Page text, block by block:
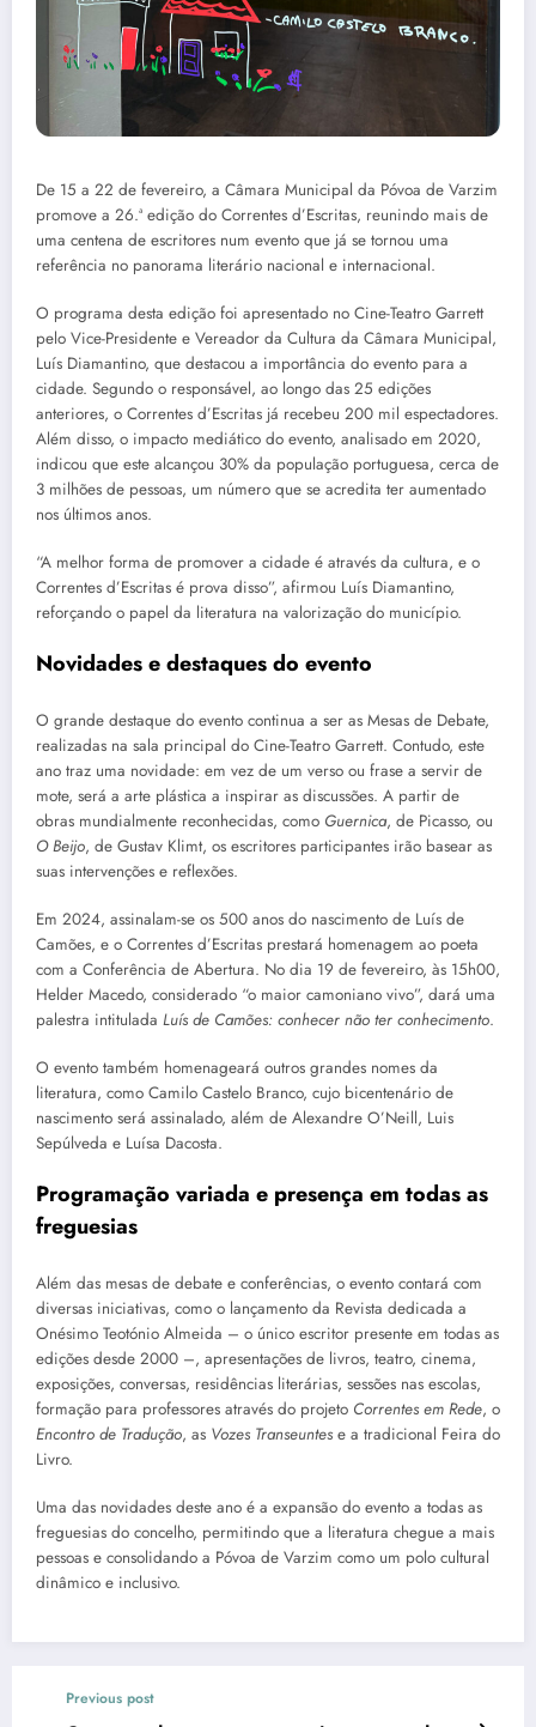
De 15 a 22 de fevereiro, a Câmara Municipal da Póvoa de Varzim
promove a 26.ª edição do Correntes d’Escritas, reunindo mais de
uma centena de escritores num evento que já se tornou uma
referência no panorama literário nacional e internacional.
O programa desta edição foi apresentado no Cine-Teatro Garrett
pelo Vice-Presidente e Vereador da Cultura da Câmara Municipal,
Luís Diamantino, que destacou a importância do evento para a
cidade. Segundo o responsável, ao longo das 25 edições
anteriores, o Correntes d’Escritas já recebeu 200 mil espectadores.
Além disso, o impacto mediático do evento, analisado em 2020,
indicou que este alcançou 30% da população portuguesa, cerca de
3 milhões de pessoas, um número que se acredita ter aumentado
nos últimos anos.
“A melhor forma de promover a cidade é através da cultura, e o
Correntes d’Escritas é prova disso”, afirmou Luís Diamantino,
reforçando o papel da literatura na valorização do município.
Novidades e destaques do evento
O grande destaque do evento continua a ser as Mesas de Debate,
realizadas na sala principal do Cine-Teatro Garrett. Contudo, este
ano traz uma novidade: em vez de um verso ou frase a servir de
mote, será a arte plástica a inspirar as discussões. A partir de
obras mundialmente reconhecidas, como Guernica, de Picasso, ou
O Beijo, de Gustav Klimt, os escritores participantes irão basear as
suas intervenções e reflexões.
Em 2024, assinalam-se os 500 anos do nascimento de Luís de
Camões, e o Correntes d’Escritas prestará homenagem ao poeta
com a Conferência de Abertura. No dia 19 de fevereiro, às 15h00,
Helder Macedo, considerado “o maior camoniano vivo”, dará uma
palestra intitulada Luís de Camões: conhecer não ter conhecimento.
O evento também homenageará outros grandes nomes da
literatura, como Camilo Castelo Branco, cujo bicentenário de
nascimento será assinalado, além de Alexandre O’Neill, Luis
Sepúlveda e Luísa Dacosta.
Programação variada e presença em todas as
freguesias
Além das mesas de debate e conferências, o evento contará com
diversas iniciativas, como o lançamento da Revista dedicada a
Onésimo Teotónio Almeida – o único escritor presente em todas as
edições desde 2000 –, apresentações de livros, teatro, cinema,
exposições, conversas, residências literárias, sessões nas escolas,
formação para professores através do projeto Correntes em Rede, o
Encontro de Tradução, as Vozes Transeuntes e a tradicional Feira do
Livro.
Uma das novidades deste ano é a expansão do evento a todas as
freguesias do concelho, permitindo que a literatura chegue a mais
pessoas e consolidando a Póvoa de Varzim como um polo cultural
dinâmico e inclusivo.
Previous post